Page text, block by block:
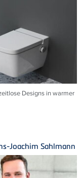
Designs in warmer
Joachim Sahlmann